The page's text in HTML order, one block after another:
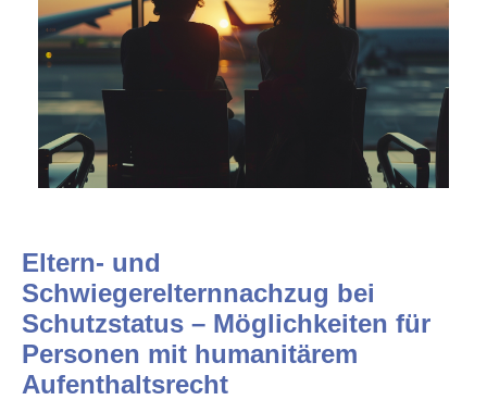
Eltern- und
Schwiegerelternnachzug bei
Schutzstatus – Möglichkeiten für
Personen mit humanitärem
Aufenthaltsrecht